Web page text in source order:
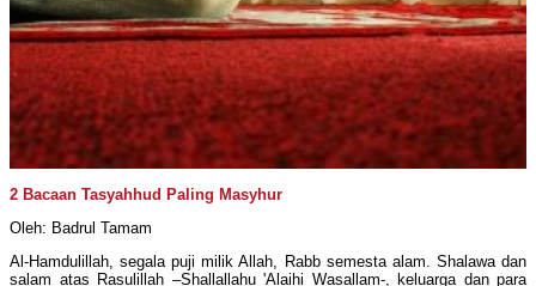
2 Bacaan Tasyahhud Paling Masyhur
Oleh: Badrul Tamam
Al-Hamdulillah, segala puji milik Allah, Rabb semesta alam. Shalawa dan
salam atas Rasulillah –Shallallahu 'Alaihi Wasallam-, keluarga dan para